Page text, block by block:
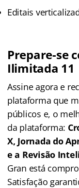
Editais
Prepare-se
Ilimitada 11
Assine agora e
plataforma que
públicos e, o
da plataforma:
X, Jornada do
e a Revisão
Gran está
Satisfação